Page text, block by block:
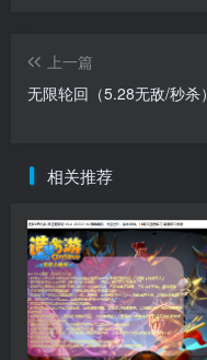
上一篇
无限轮回（5.28无敌/秒杀）
相关推荐